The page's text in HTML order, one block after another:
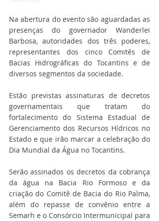
Na abertura do evento são aguardadas as
presenças do governador Wanderlei
Barbosa, autoridades dos três poderes,
representantes dos cinco Comitês de
Bacias Hidrográficas do Tocantins e de
diversos segmentos da sociedade.
Estão previstas assinaturas de decretos
governamentais que tratam do
fortalecimento do Sistema Estadual de
Gerenciamento dos Recursos Hídricos no
Estado e que irão marcar a celebração do
Dia Mundial da Água no Tocantins.
Serão assinados os decretos da cobrança
da água na Bacia Rio Formoso e da
criação do Comitê de Bacia do Rio Palma,
além do repasse de convênio entre a
Semarh e o Consórcio Intermunicipal para